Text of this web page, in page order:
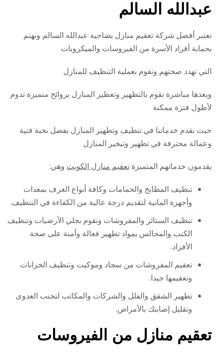
عبدالله السالم
نعتبر أفضل شركة تعقيم منازل بضاحية عبدالله السالم ونهتم
بحماية أفراد الأسرة من الفيروسات والميكروبات
التي تهدد صحتهم ونقوم بعملية التنظيف للمنازل
وبعدها مباشرة نقوم بالتطهير وتعطير المنازل بروائح متميزة تدوم
لأطول فترة ممكنة
حيث نقدم خدماتنا في تنظيف وتطهير المنازل بفضل نخبة فنية
وعمالة محترفة في تطهير وتبخير المنازل
يقدمون خدماتهم المتميزةتعقيم منازل الكويت وهي:
تنظيف المطابخ والحمامات وكافة أنواع الغرف بمعدات
وأجهزة المانية لتقديم درجة عالية من الكفاءة في التنظيف.
تنظيف الستائر والمفروشات ونقوم بجلي الأرضيات وتنظيف
الكنب والمجالس بمواد تطهير فعالة وآمنة على صحة
الأفراد.
تعقيم المفروشات من سجاد وموكيت وتنظيف الخزانات
وتعقيمها جيدا.
تطهير الشقق والفلل والشركات والمكاتب لتجنب العدوى
وتقليل إصابتك بالأمراض.
تعقيم منازل من الفيروسات